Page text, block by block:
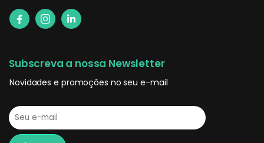
Subscreva a nossa Newsletter
Novidades e promoções no seu e-mail